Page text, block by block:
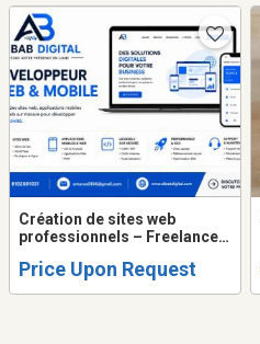
Création de sites web
professionnels – Freelance
Price Upon Request